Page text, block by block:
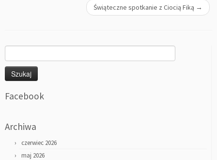
Świąteczne spotkanie z Ciocią Fiką →
Facebook
Archiwa
czerwiec 2026
maj 2026